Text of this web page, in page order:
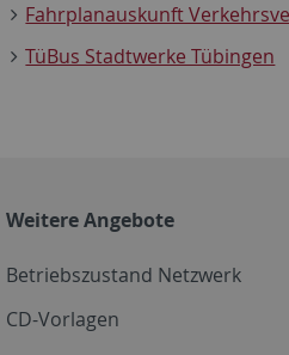
Fahrplanauskunft
TüBus Stadtwerke Tübingen
Weitere Angebote
Betriebszustand Netzwerk
CD-Vorlagen